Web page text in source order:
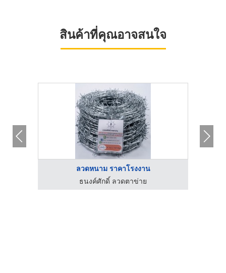
สินค้าที่คุณอาจสนใจ
ลวดหนาม ราคาโรงงาน
ธนงค์ศักดิ์ ลวดตาข่าย